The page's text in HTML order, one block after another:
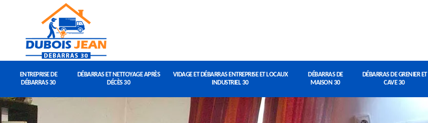
ENTREPRISE DE
DÉBARRAS 30
DÉBARRAS ET NETTOYAGE APRÈS
DÉCÈS 30
VIDAGE ET DÉBARRAS ENTREPRISE ET LOCAUX
INDUSTRIEL 30
DÉBARRAS DE
MAISON 30
DÉBARRAS DE GRENIER ET
CAVE 30